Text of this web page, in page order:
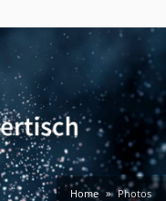
Home Photos